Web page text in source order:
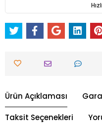
Ürün Açıklaması
Taksit Seçenekleri